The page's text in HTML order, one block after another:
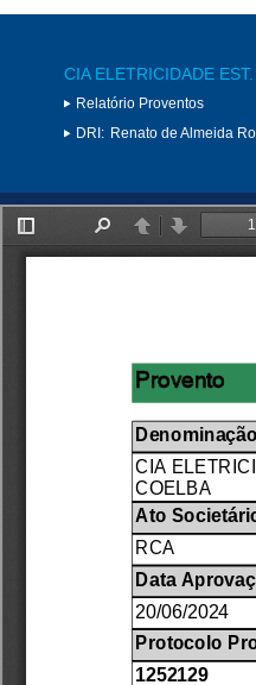
CIA ELETRICIDADE
Relatório Proventos
DRI: Renato de Almeida